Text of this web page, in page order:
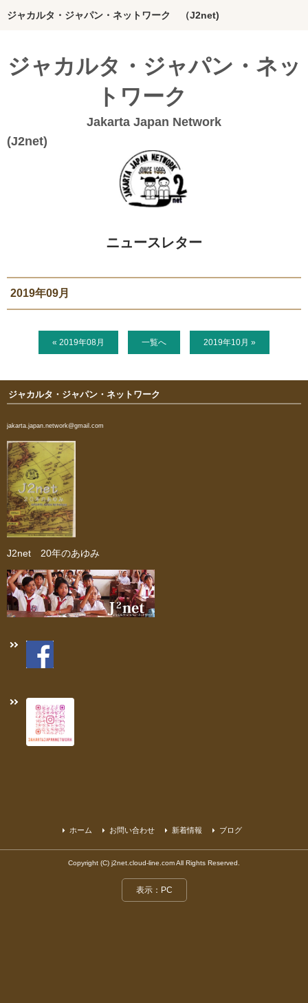
ジャカルタ・ジャパン・ネットワーク （J2net)
ジャカルタ・ジャパン・ネッ
トワーク
Jakarta Japan Network
インドネシアってどんな国？
ジャカルタの活動
ご支援のお願い
お問い合わせ
新着情報
ニュースレター
ブログ
奨学生からの手紙
ニュースレター
2019年09月
« 2019年08月 一覧へ 2019年10月 »
ジャカルタ・ジャパン・ネットワーク
jakarta.japan.network@gmail.com
J2net 20年のあゆみ
ホーム お問い合わせ 新着情報 ブログ
Copyright (C) j2net.cloud-line.com All Rights Reserved.
表示：PC